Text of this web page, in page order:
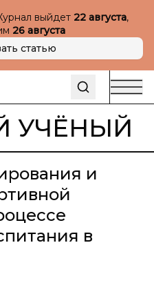
выйдет 22 августа,
26 августа
статью
УЧЁНЫЙ
и
в